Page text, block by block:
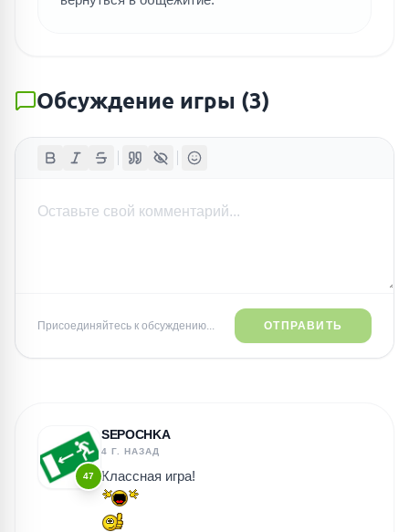
Обсуждение игры (3)
Присоединяйтесь к обсуждению... ОТПРАВИТЬ
47
SEPOCHKA
4 Г. НАЗАД
Классная игра!